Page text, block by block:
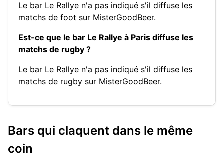
Le bar Le Rallye n'a pas indiqué s'il diffuse les
matchs de foot sur MisterGoodBeer.
Est-ce que le bar Le Rallye à Paris diffuse les
matchs de rugby ?
Le bar Le Rallye n'a pas indiqué s'il diffuse les
matchs de rugby sur MisterGoodBeer.
Bars qui claquent dans le même
coin